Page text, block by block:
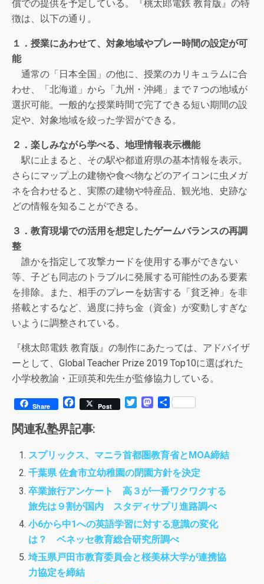
償での提供を予定している。『桃太郎電鉄 教育版』の特
徴は、以下の通り。
１．授業にあわせて、対象地域やプレー時間の設定が可
能
通常の「日本全国」の他に、授業のカリキュラムに合
わせ、「北海道」から「九州・沖縄」まで７つの地域が
選択可能。一般的な授業時間で完了できる短い期間の設
定や、対象地域を絞った学習ができる。
２．楽しみながら学べる、地理情報表示機能
駅に止まると、その駅や都道府県の基本情報を表示。
さらにマップ上の建物や食べ物などのアイコンに虫メガ
ネを合わせると、実際の建物や特産品、観光地、史跡な
どの情報を知ることができる。
３．教育現場での活用を想定したゲームバランスの再調
整
誰かを指定して攻撃カードを使用する事ができない
等、子ども同志のトラブルに発展する可能性のある要素
を排除。また、相手のプレーを妨害する「貧乏神」を非
搭載とするなど、過度に持ち金（資金）が変動しすぎな
いように調整されている。
『桃太郎電鉄 教育版』の制作にあたっては、アドバイザ
ーとして、Global Teacher Prize 2019 Top10に選ばれた
小学校教諭・正頭英和先生が監修協力している。
Share
F
c
e
b
o
o
k
Post
t
e
r
M
o
d
o
共
関連私塾界記事:
スプリックス、マニラ首都圏教育省とMOA締結
千葉県 佐倉市立幼稚園の閉園方針を決定
卒業旅行アンケート 高３が一番ワクワクする
旅先は９割が国内 スタディサプリ進路調べ
小6から中1への英語学習に対する意識の変化
は？ ベネッセ教育総合研究所調べ
埼玉県戸田市教育委員会と桜美林大学が連携協
力協定を締結